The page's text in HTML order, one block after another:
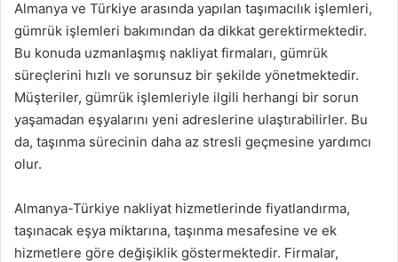
Almanya ve Türkiye arasında yapılan taşımacılık işlemleri,
gümrük işlemleri bakımından da dikkat gerektirmektedir.
Bu konuda uzmanlaşmış nakliyat firmaları, gümrük
süreçlerini hızlı ve sorunsuz bir şekilde yönetmektedir.
Müşteriler, gümrük işlemleriyle ilgili herhangi bir sorun
yaşamadan eşyalarını yeni adreslerine ulaştırabilirler. Bu
da, taşınma sürecinin daha az stresli geçmesine yardımcı
olur.
Almanya-Türkiye nakliyat hizmetlerinde fiyatlandırma,
taşınacak eşya miktarına, taşınma mesafesine ve ek
hizmetlere göre değişiklik göstermektedir. Firmalar,